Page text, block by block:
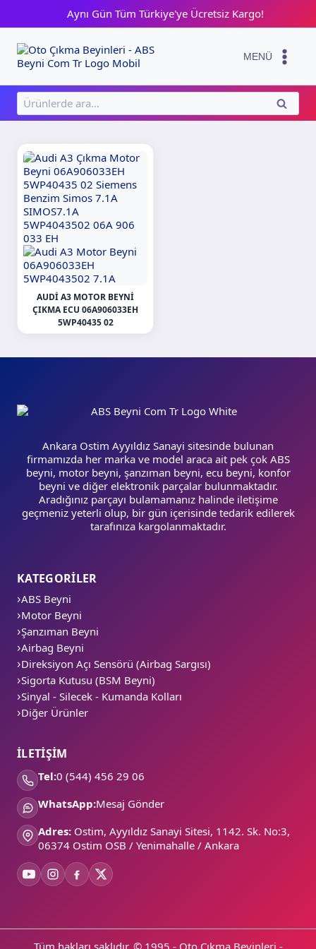
content
Aynı Gün Tüm Türkiye'ye Ücretsiz Kargo!
MENÜ
Ara:
ARA
AUDI A3 MOTOR BEYNI
ÇIKMA ECU 06A906033EH
5WP40435 02
Ankara Ostim Ayyıldız Sanayi sitesinde bulunan
firmamızda her marka ve model araca ait pek çok ABS
beyni, motor beyni, şanzıman beyni, ecu beyni, konfor
beyni ve diğer elektronik parçalar bulunmaktadır.
Aradığınız parçayı bulamamanız halinde iletişime
geçmeniz yeterli olup, bir gün içerisinde tedarik edilerek
tarafınıza kargolanmaktadır.
KATEGORİLER
ABS Beyni
Motor Beyni
Şanzıman Beyni
Airbag Beyni
Direksiyon Açı Sensörü (Airbag Sargısı)
Sigorta Kutusu (BSM Beyni)
Sinyal - Silecek - Kumanda Kolları
Diğer Ürünler
İLETİŞİM
Tel:0 (544) 456 29 06
WhatsApp:Mesaj Gönder
Adres: Ostim, Ayyıldız Sanayi Sitesi, 1142. Sk. No:3,
06374 Ostim OSB / Yenimahalle / Ankara
Tüm hakları saklıdır. © 1995 - Oto Çıkma Beyinleri -